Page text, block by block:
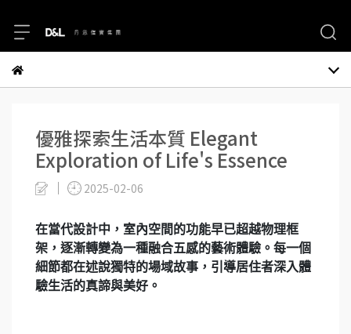
優雅探索生活本質 Elegant
Exploration of Life's Essence
2025-02-06
在當代設計中，室內空間的功能早已超越物理框
架，逐漸轉變為一種融合五感的藝術體驗。每一個
細節都在述說獨特的場域故事，引導居住者深入體
驗生活的真諦與美好。